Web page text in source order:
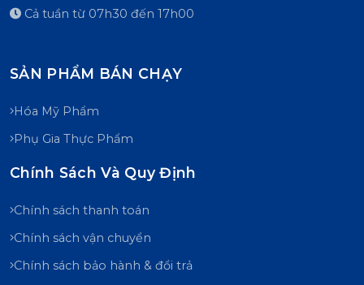
Cả tuần từ 07h30 đến 17h00
SẢN PHẨM BÁN CHẠY
Hóa Mỹ Phẩm
Phụ Gia Thực Phẩm
Chính Sách Và Quy Định
Chính sách thanh toán
Chính sách vận chuyển
Chính sách bảo hành & đổi trả